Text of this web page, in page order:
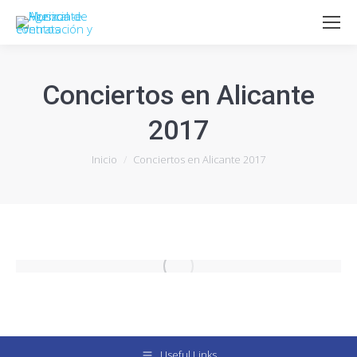
Conciertos en Alicante
2017
Estás aquí:
Inicio Conciertos en Alicante 2017